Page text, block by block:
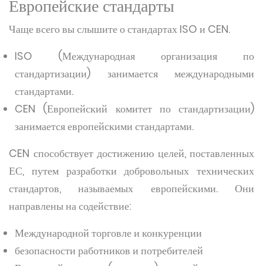
Европейские стандарты
Чаще всего вы слышите о стандартах ISO и CEN.
ISO (Международная организация по
стандартизации) занимается международными
стандартами.
CEN (Европейский комитет по стандартизации)
занимается европейскими стандартами.
CEN способствует достижению целей, поставленных
ЕС, путем разработки добровольных технических
стандартов, называемых европейскими. Они
направлены на содействие:
Международной торговле и конкуренции
безопасности работников и потребителей